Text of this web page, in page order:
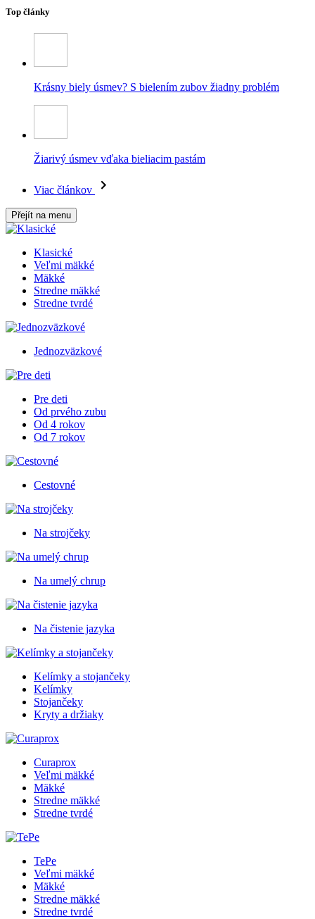
Top články
Krásny biely úsmev? S bielením zubov žiadny problém
Žiarivý úsmev vďaka bieliacim pastám
Viac článkov
Přejít na menu
Klasické
Veľmi mäkké
Mäkké
Stredne mäkké
Stredne tvrdé
Jednozväzkové
Pre deti
Od prvého zubu
Od 4 rokov
Od 7 rokov
Cestovné
Na strojčeky
Na umelý chrup
Na čistenie jazyka
Kelímky a stojančeky
Kelímky
Stojančeky
Kryty a držiaky
Curaprox
Veľmi mäkké
Mäkké
Stredne mäkké
Stredne tvrdé
TePe
Veľmi mäkké
Mäkké
Stredne mäkké
Stredne tvrdé